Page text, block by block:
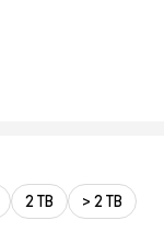
2 TB > 2 TB